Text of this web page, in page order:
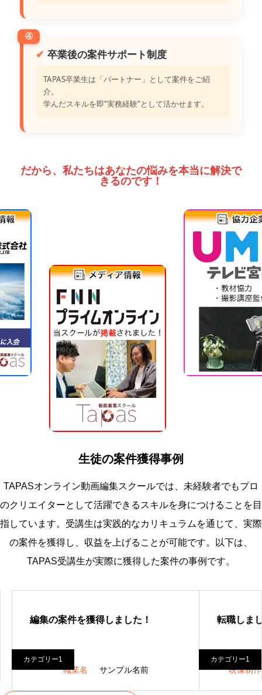
④
卒業後の案件サポート制度
TAPAS卒業生は「パートナー」として案件をご紹
介。
学んだスキルを即“実務経験”として活かせます。
だから、私たちはあなたの悩みを本当に解決で
きるのです！
生徒の案件獲得事例
TAPASオンライン動画編集スクールでは、未経験者でもプロ
のクリエイターとして活躍できるスキルを身につけることを目
指しています。受講生は実践的なカリキュラムを通じて、実際
の案件を獲得し、収益を上げることが可能です。以下は、
TAPAS受講生が実際に獲得した案件の事例です。
編集の案件を獲得しました！
職業名 サンプル名前
カテゴリー1
転職しま
映像制
カテゴリー1